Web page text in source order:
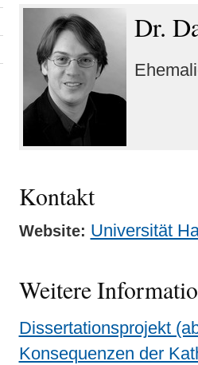
Dr.
Kontakt
Website: Universität
Weitere
Dissertationsprojekt
Konsequenzen der